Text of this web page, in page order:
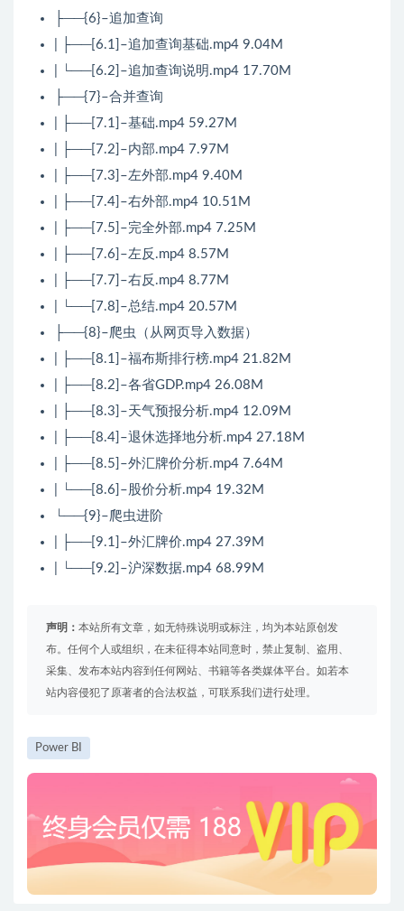
├──{6}–追加查询
| ├──[6.1]–追加查询基础.mp4 9.04M
| └──[6.2]–追加查询说明.mp4 17.70M
├──{7}–合并查询
| ├──[7.1]–基础.mp4 59.27M
| ├──[7.2]–内部.mp4 7.97M
| ├──[7.3]–左外部.mp4 9.40M
| ├──[7.4]–右外部.mp4 10.51M
| ├──[7.5]–完全外部.mp4 7.25M
| ├──[7.6]–左反.mp4 8.57M
| ├──[7.7]–右反.mp4 8.77M
| └──[7.8]–总结.mp4 20.57M
├──{8}–爬虫（从网页导入数据）
| ├──[8.1]–福布斯排行榜.mp4 21.82M
| ├──[8.2]–各省GDP.mp4 26.08M
| ├──[8.3]–天气预报分析.mp4 12.09M
| ├──[8.4]–退休选择地分析.mp4 27.18M
| ├──[8.5]–外汇牌价分析.mp4 7.64M
| └──[8.6]–股价分析.mp4 19.32M
└──{9}–爬虫进阶
| ├──[9.1]–外汇牌价.mp4 27.39M
| └──[9.2]–沪深数据.mp4 68.99M
声明： 本站所有文章，如无特殊说明或标注，均为本站原创发
布。任何个人或组织，在未征得本站同意时，禁止复制、盗用、
采集、发布本站内容到任何网站、书籍等各类媒体平台。如若本
站内容侵犯了原著者的合法权益，可联系我们进行处理。
Power BI